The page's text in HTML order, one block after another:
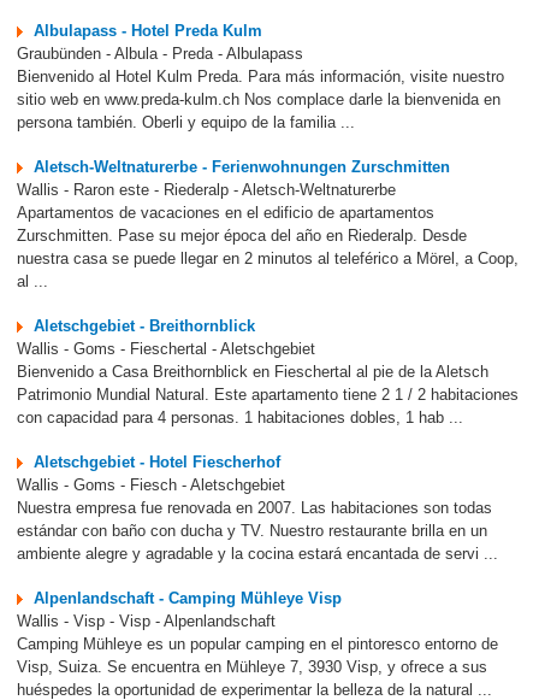
Albulapass - Hotel Preda Kulm
Graubünden - Albula - Preda - Albulapass
Bienvenido al Hotel Kulm Preda. Para más información, visite nuestro
sitio web en www.preda-kulm.ch Nos complace darle la bienvenida en
persona también. Oberli y equipo de la familia ...
Aletsch-Weltnaturerbe - Ferienwohnungen Zurschmitten
Wallis - Raron este - Riederalp - Aletsch-Weltnaturerbe
Apartamentos de vacaciones en el edificio de apartamentos
Zurschmitten. Pase su mejor época del año en Riederalp. Desde
nuestra casa se puede llegar en 2 minutos al teleférico a Mörel, a Coop,
al ...
Aletschgebiet - Breithornblick
Wallis - Goms - Fieschertal - Aletschgebiet
Bienvenido a Casa Breithornblick en Fieschertal al pie de la Aletsch
Patrimonio Mundial Natural. Este apartamento tiene 2 1 / 2 habitaciones
con capacidad para 4 personas. 1 habitaciones dobles, 1 hab ...
Aletschgebiet - Hotel Fiescherhof
Wallis - Goms - Fiesch - Aletschgebiet
Nuestra empresa fue renovada en 2007. Las habitaciones son todas
estándar con baño con ducha y TV. Nuestro restaurante brilla en un
ambiente alegre y agradable y la cocina estará encantada de servi ...
Alpenlandschaft - Camping Mühleye Visp
Wallis - Visp - Visp - Alpenlandschaft
Camping Mühleye es un popular camping en el pintoresco entorno de
Visp, Suiza. Se encuentra en Mühleye 7, 3930 Visp, y ofrece a sus
huéspedes la oportunidad de experimentar la belleza de la natural ...